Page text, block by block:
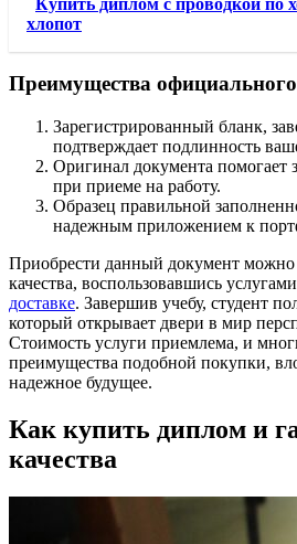
хлопот
Преимущества
Зарегистрированный бланк,
подтверждает подлинность
Оригинал документа помогает
при приеме на работу.
Образец правильной
надежным приложением к
Приобрести данный документ можно
качества, воспользовавшись
доставке. Завершив учебу, студент
который открывает двери в мир
Стоимость услуги приемлема, и
преимущества подобной покупки,
надежное будущее.
Как купить диплом и
качества